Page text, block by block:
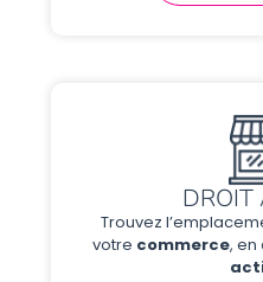
DROIT
Trouvez
votre commerce,